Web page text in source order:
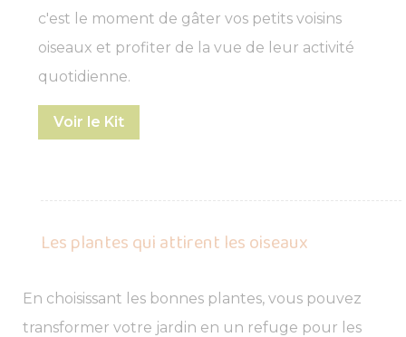
c'est le moment de gâter vos petits voisins
oiseaux et profiter de la vue de leur activité
quotidienne.
Voir le Kit
Les plantes qui attirent les oiseaux
En choisissant les bonnes plantes, vous pouvez
transformer votre jardin en un refuge pour les